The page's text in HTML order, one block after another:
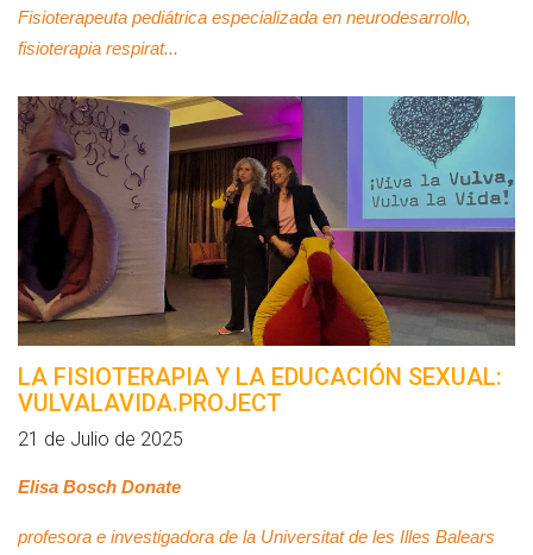
Fisioterapeuta pediátrica especializada en neurodesarrollo,
fisioterapia respirat...
LA FISIOTERAPIA Y LA EDUCACIÓN SEXUAL:
VULVALAVIDA.PROJECT
21 de Julio de 2025
Elisa Bosch Donate
profesora e investigadora de la Universitat de les Illes Balears